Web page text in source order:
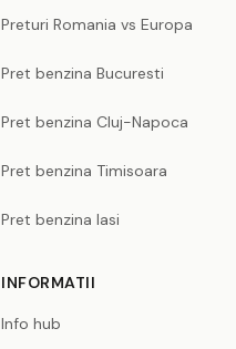
Preturi Romania vs Europa
Pret benzina Bucuresti
Pret benzina Cluj-Napoca
Pret benzina Timisoara
Pret benzina Iasi
INFORMATII
Info hub